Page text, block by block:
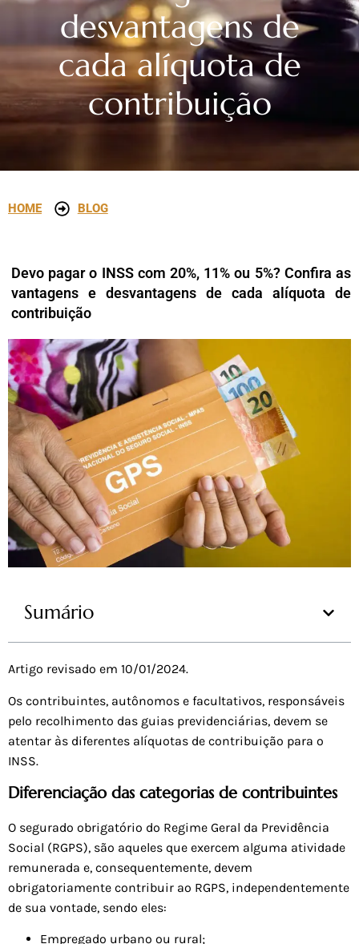
desvantagens de
cada alíquota de
contribuição
HOME BLOG
Devo pagar o INSS com 20%, 11% ou 5%? Confira as
vantagens e desvantagens de cada alíquota de
contribuição
Sumário
Artigo revisado em 10/01/2024.
Os contribuintes, autônomos e facultativos, responsáveis
pelo recolhimento das guias previdenciárias, devem se
atentar às diferentes alíquotas de contribuição para o
INSS.
Diferenciação das categorias de contribuintes
O segurado obrigatório do Regime Geral da Previdência
Social (RGPS), são aqueles que exercem alguma atividade
remunerada e, consequentemente, devem
obrigatoriamente contribuir ao RGPS, independentemente
de sua vontade, sendo eles:
Empregado urbano ou rural;